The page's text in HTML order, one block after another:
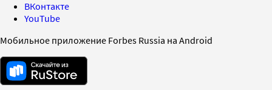
ВКонтакте
YouTube
Мобильное приложение Forbes Russia на Android